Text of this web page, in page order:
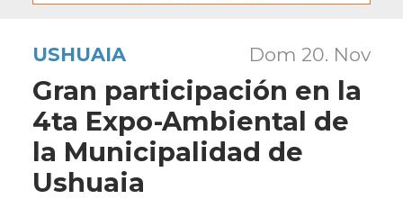
USHUAIA Dom 20. Nov
Gran participación en la
4ta Expo-Ambiental de
la Municipalidad de
Ushuaia